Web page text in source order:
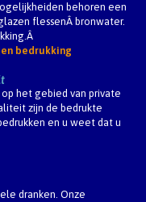
behoren een
flessenÂ bronwater.
bedrukking
het gebied van private
zijn de bedrukte
en u weet dat u
dranken. Onze